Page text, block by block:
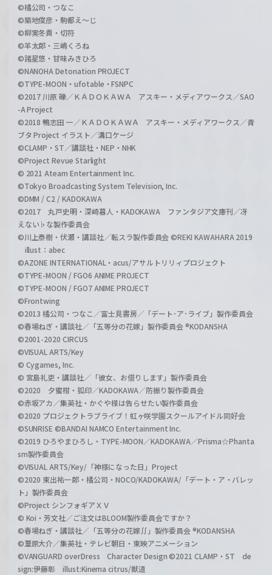
©橘公司・つなこ
©築地俊彦・駒都え～じ
©柳実冬貴・切符
©羊太郎・三嶋くろね
©諸星悠・甘味みきひろ
©NANOHA Detonation PROJECT
©TYPE-MOON・ufotable・FSNPC
©2017 川原 礫／ＫＡＤＯＫＡＷＡ アスキー・メディアワークス／SAO
-A Project
©2018 鴨志田 一／ＫＡＤＯＫＡＷＡ アスキー・メディアワークス／青
ブタ Project イラスト／溝口ケージ
©CLAMP・ST／講談社・NEP・NHK
©Project Revue Starlight
© 2021 Ateam Entertainment Inc.
©Tokyo Broadcasting System Television, Inc.
©DMM / C2 / KADOKAWA
©2017 丸戸史明・深崎暮人・KADOKAWA ファンタジア文庫刊／冴
えない♭な製作委員会
©川上泰樹・伏瀬・講談社／転スラ製作委員会 ©REKI KAWAHARA 2019
illust：abec
©AZONE INTERNATIONAL・acus/アサルトリリィプロジェクト
©TYPE-MOON / FGO6 ANIME PROJECT
©TYPE-MOON / FGO7 ANIME PROJECT
©Frontwing
©2013 橘公司・つなこ／富士見書房／「デート･ア･ライブ」製作委員会
©春場ねぎ・講談社／「五等分の花嫁」製作委員会 ®KODANSHA
©2001-2020 CIRCUS
©VISUAL ARTS/Key
© Cygames, Inc.
© 宮島礼吏・講談社／「彼女、お借りします」製作委員会
©2020 夕蜜柑・狐印／KADOKAWA／防振り製作委員会
©赤坂アカ／集英社・かぐや様は告らせたい製作委員会
©2020 プロジェクトラブライブ！虹ヶ咲学園スクールアイドル同好会
©SUNRISE ©BANDAI NAMCO Entertainment Inc.
©2019 ひろやまひろし・TYPE-MOON／KADOKAWA／Prisma☆Phanta
sm製作委員会
©VISUAL ARTS/Key/「神様になった日」Project
©2020 東出祐一郎・橘公司・NOCO/KADOKAWA/「デート・ア・バレッ
ト」製作委員会
©Project シンフォギアＸＶ
© Koi・芳文社／ご注文はBLOOM製作委員会ですか？
©春場ねぎ・講談社／「五等分の花嫁∬」製作委員会 ®KODANSHA
©葦原大介／集英社・テレビ朝日・東映アニメーション
©VANGUARD overDress Character Design ©2021 CLAMP・ST de
sign:伊藤彰 illust:Kinema citrus/獣道